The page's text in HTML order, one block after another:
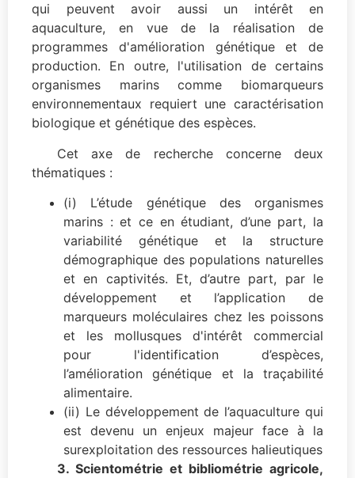
qui peuvent avoir aussi un intérêt en
aquaculture, en vue de la réalisation de
programmes d'amélioration génétique et de
production. En outre, l'utilisation de certains
organismes marins comme biomarqueurs
environnementaux requiert une caractérisation
biologique et génétique des espèces.
Cet axe de recherche concerne deux
thématiques :
(i) L’étude génétique des organismes
marins : et ce en étudiant, d’une part, la
variabilité génétique et la structure
démographique des populations naturelles
et en captivités. Et, d’autre part, par le
développement et l’application de
marqueurs moléculaires chez les poissons
et les mollusques d'intérêt commercial
pour l'identification d’espèces,
l’amélioration génétique et la traçabilité
alimentaire.
(ii) Le développement de l’aquaculture qui
est devenu un enjeux majeur face à la
surexploitation des ressources halieutiques
3. Scientométrie et bibliométrie agricole,